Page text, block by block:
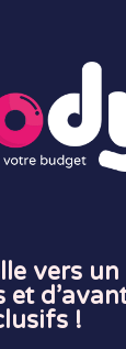
vers
et
!